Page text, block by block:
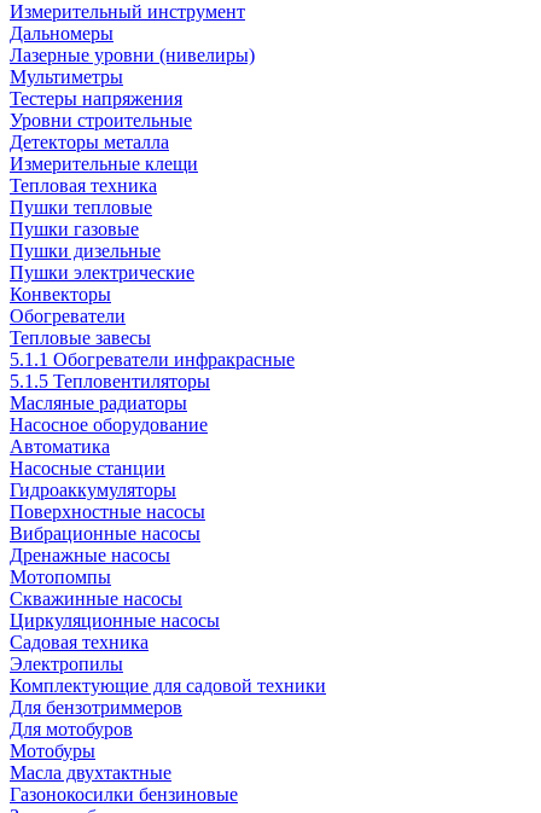
Измерительный инструмент
Дальномеры
Лазерные уровни (нивелиры)
Мультиметры
Тестеры напряжения
Уровни строительные
Детекторы металла
Измерительные клещи
Тепловая техника
Пушки тепловые
Пушки газовые
Пушки дизельные
Пушки электрические
Конвекторы
Обогреватели
Тепловые завесы
5.1.1 Обогреватели инфракрасные
5.1.5 Тепловентиляторы
Масляные радиаторы
Насосное оборудование
Автоматика
Насосные станции
Гидроаккумуляторы
Поверхностные насосы
Вибрационные насосы
Дренажные насосы
Мотопомпы
Скважинные насосы
Циркуляционные насосы
Садовая техника
Электропилы
Комплектующие для садовой техники
Для бензотриммеров
Для мотобуров
Мотобуры
Масла двухтактные
Газонокосилки бензиновые